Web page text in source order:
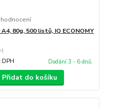
hodnocení
80g, 500 listů, IQ ECONOMY
Dodání 3 - 6 dnů.
Přidat do košíku